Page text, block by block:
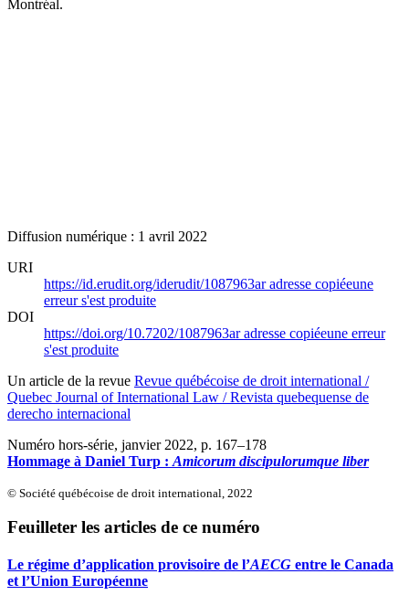
Montréal.
Diffusion numérique : 1 avril 2022
URI
https://id.erudit.org/iderudit/1087963aradresse copiéeune
erreur s'est produite
DOI
https://doi.org/10.7202/1087963aradresse copiéeune erreur
s'est produite
Un article de la revue Revue québécoise de droit international /
Quebec Journal of International Law / Revista quebequense de
derecho internacional
Numéro hors-série, janvier 2022, p. 167–178
Hommage à Daniel Turp : Amicorum discipulorumque liber
© Société québécoise de droit international, 2022
Feuilleter les articles de ce numéro
Le régime d’application provisoire de l’AECG entre le Canada
et l’Union Européenne